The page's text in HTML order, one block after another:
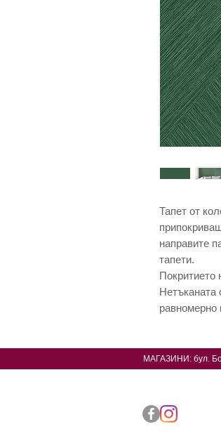
Тапет от
направите
тапети.
Покритието
Нетъканата
равномерно
МАГАЗИНИ: бул.